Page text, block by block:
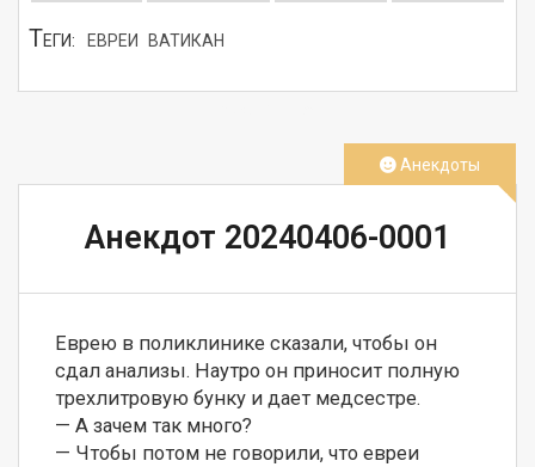
ТЕГИ: ЕВРЕИ ВАТИКАН
Анекдот 20240406-0001
Еврею в поликлинике сказали, чтобы он
сдал анализы. Наутро он приносит полную
трехлитровую бунку и дает медсестре.
— А зачем так много?
— Чтобы потом не говорили, что евреи
Анекдоты